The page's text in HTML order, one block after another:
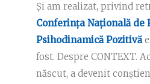
Și am realizat, privind
Conferința Națională de
Psihodinamică Pozitivă
fost. Despre CONTEXT.
născut, a devenit